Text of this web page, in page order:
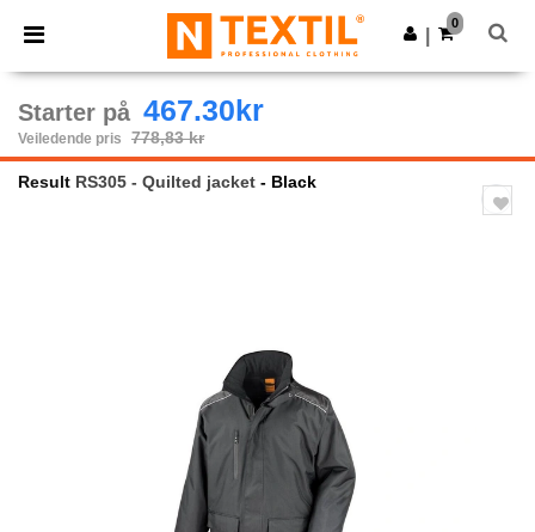
× Ntextil-app
Bedre priser i appen!
Last ned app
0
Starter på 467.30kr
Veiledende pris 778,83 kr
Result RS305 - Quilted jacket - Black